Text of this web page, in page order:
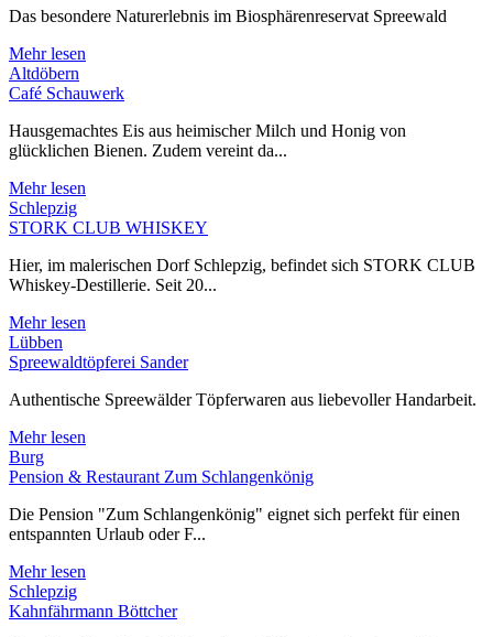
Das besondere Naturerlebnis im Biosphärenreservat Spreewald
Mehr lesen
Altdöbern
Café Schauwerk
Hausgemachtes Eis aus heimischer Milch und Honig von
glücklichen Bienen. Zudem vereint da...
Mehr lesen
Schlepzig
STORK CLUB WHISKEY
Hier, im malerischen Dorf Schlepzig, befindet sich STORK CLUB
Whiskey-Destillerie. Seit 20...
Mehr lesen
Lübben
Spreewaldtöpferei Sander
Authentische Spreewälder Töpferwaren aus liebevoller Handarbeit.
Mehr lesen
Burg
Pension & Restaurant Zum Schlangenkönig
Die Pension "Zum Schlangenkönig" eignet sich perfekt für einen
entspannten Urlaub oder F...
Mehr lesen
Schlepzig
Kahnfährmann Böttcher